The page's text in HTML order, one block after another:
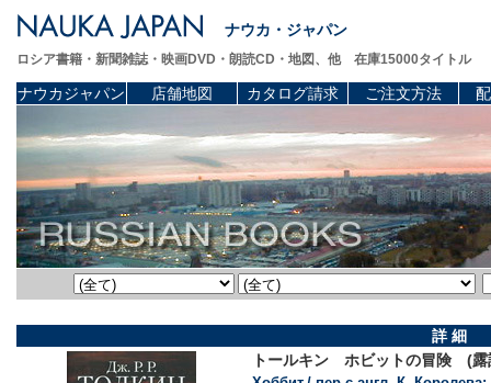
ナウカ・ジャパン
ロシア書籍・新聞雑誌・映画DVD・朗読CD・地図、他 在庫15000タイトル
ナウカジャパン 店舗地図 カタログ請求 ご注文方法
詳 細
トールキン ホビットの冒険 (露